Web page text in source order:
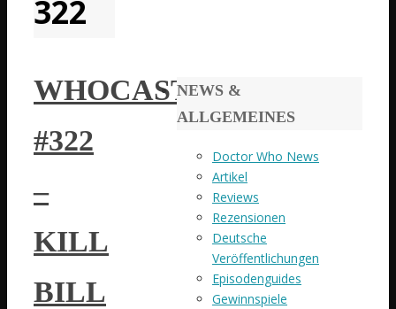
322
WHOCAST
#322
–
KILL
BILL
NEWS &
ALLGEMEINES
Doctor Who News
Artikel
Reviews
Rezensionen
Deutsche
Veröffentlichungen
Episodenguides
Gewinnspiele